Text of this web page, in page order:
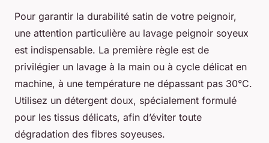
Pour garantir la durabilité satin de votre peignoir,
une attention particulière au lavage peignoir soyeux
est indispensable. La première règle est de
privilégier un lavage à la main ou à cycle délicat en
machine, à une température ne dépassant pas 30°C.
Utilisez un détergent doux, spécialement formulé
pour les tissus délicats, afin d’éviter toute
dégradation des fibres soyeuses.